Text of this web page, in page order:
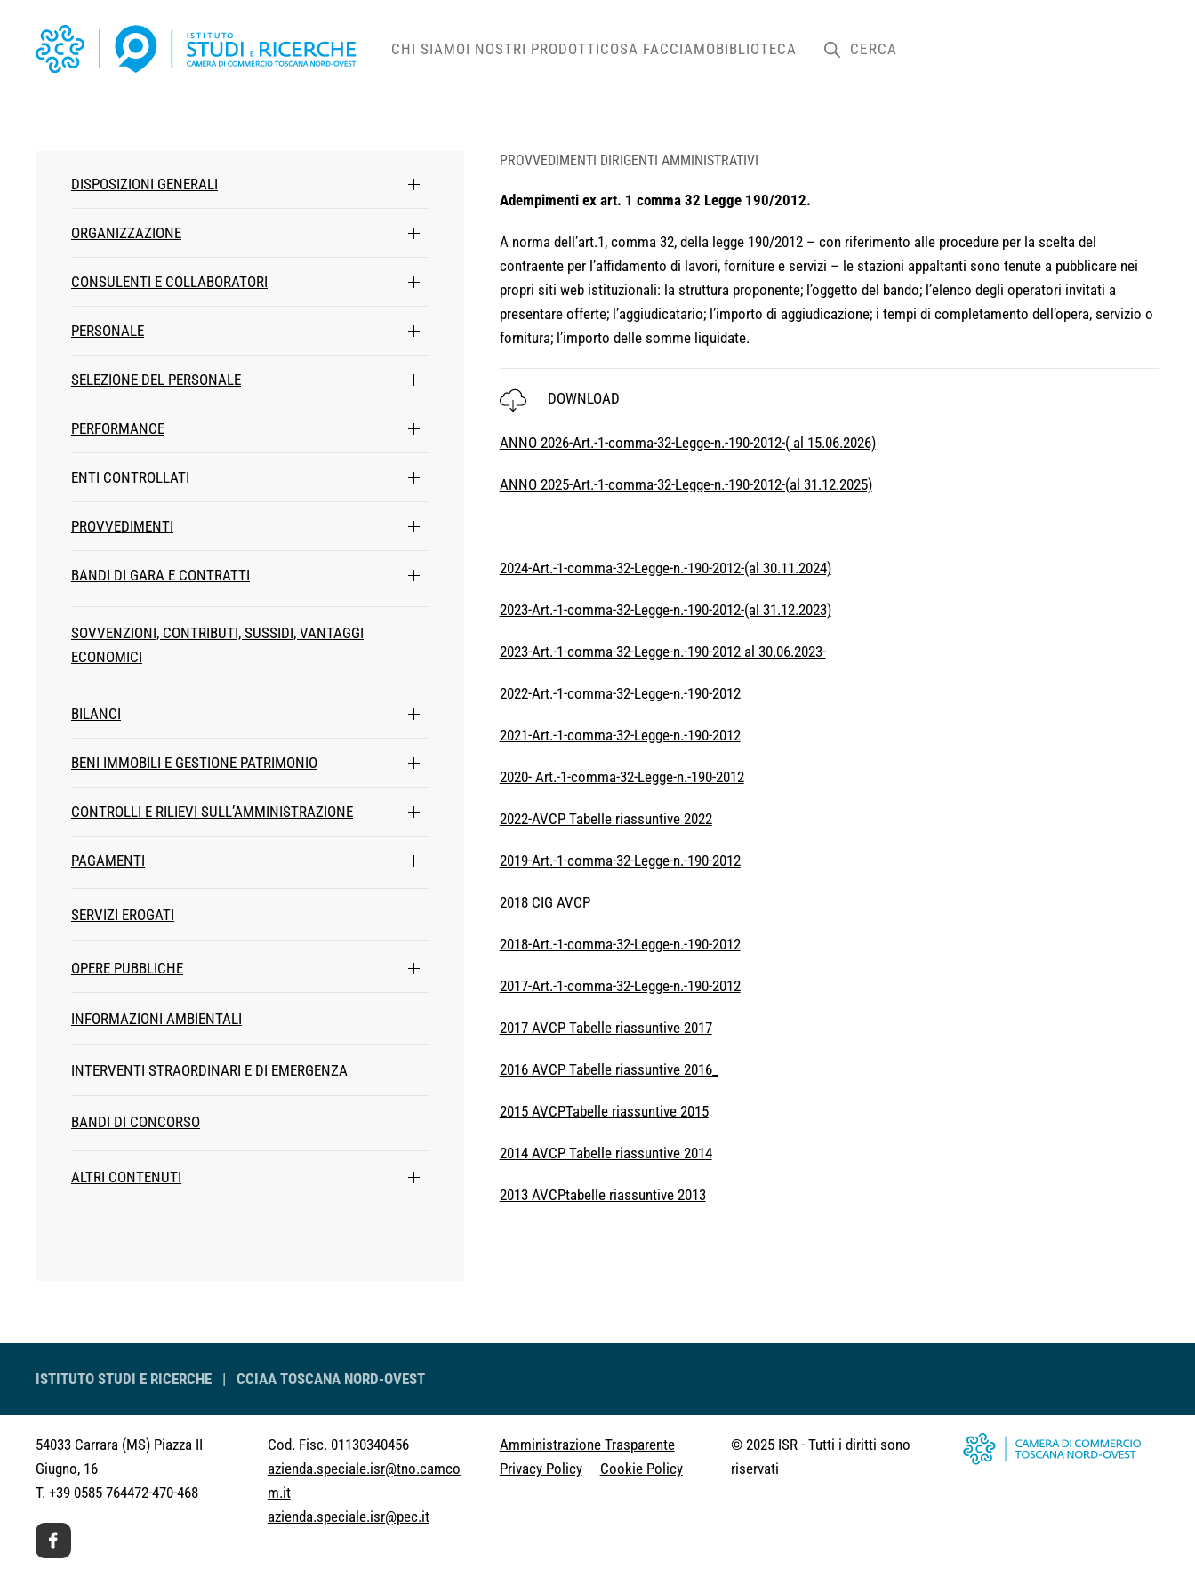
CHI SIAMOI NOSTRI PRODOTTICOSA FACCIAMOBIBLIOTECA
DISPOSIZIONI GENERALI
ORGANIZZAZIONE
CONSULENTI E COLLABORATORI
PERSONALE
SELEZIONE DEL PERSONALE
PERFORMANCE
ENTI CONTROLLATI
PROVVEDIMENTI
BANDI DI GARA E CONTRATTI
SOVVENZIONI, CONTRIBUTI, SUSSIDI, VANTAGGI
ECONOMICI
BILANCI
BENI IMMOBILI E GESTIONE PATRIMONIO
CONTROLLI E RILIEVI SULL’AMMINISTRAZIONE
PAGAMENTI
SERVIZI EROGATI
OPERE PUBBLICHE
INFORMAZIONI AMBIENTALI
INTERVENTI STRAORDINARI E DI EMERGENZA
BANDI DI CONCORSO
ALTRI CONTENUTI
PROVVEDIMENTI DIRIGENTI AMMINISTRATIVI
Adempimenti ex art. 1 comma 32 Legge 190/2012.
A norma dell’art.1, comma 32, della legge 190/2012 – con riferimento alle procedure per la scelta del
contraente per l’affidamento di lavori, forniture e servizi – le stazioni appaltanti sono tenute a pubblicare nei
propri siti web istituzionali: la struttura proponente; l’oggetto del bando; l’elenco degli operatori invitati a
presentare offerte; l’aggiudicatario; l’importo di aggiudicazione; i tempi di completamento dell’opera, servizio o
fornitura; l’importo delle somme liquidate.
DOWNLOAD
ANNO 2026-Art.-1-comma-32-Legge-n.-190-2012-( al 15.06.2026)
ANNO 2025-Art.-1-comma-32-Legge-n.-190-2012-(al 31.12.2025)
2024-Art.-1-comma-32-Legge-n.-190-2012-(al 30.11.2024)
2023-Art.-1-comma-32-Legge-n.-190-2012-(al 31.12.2023)
2023-Art.-1-comma-32-Legge-n.-190-2012 al 30.06.2023-
2022-Art.-1-comma-32-Legge-n.-190-2012
2021-Art.-1-comma-32-Legge-n.-190-2012
2020- Art.-1-comma-32-Legge-n.-190-2012
2022-AVCP Tabelle riassuntive 2022
2019-Art.-1-comma-32-Legge-n.-190-2012
2018 CIG AVCP
2018-Art.-1-comma-32-Legge-n.-190-2012
2017-Art.-1-comma-32-Legge-n.-190-2012
2017 AVCP Tabelle riassuntive 2017
2016 AVCP Tabelle riassuntive 2016_
2015 AVCPTabelle riassuntive 2015
2014 AVCP Tabelle riassuntive 2014
2013 AVCPtabelle riassuntive 2013
ISTITUTO STUDI E RICERCHE | CCIAA TOSCANA NORD-OVEST
54033 Carrara (MS) Piazza II
Giugno, 16
T. +39 0585 764472-470-468
Cod. Fisc. 01130340456
azienda.speciale.isr@tno.camco
m.it
azienda.speciale.isr@pec.it
Amministrazione Trasparente
Privacy Policy
Cookie Policy
© 2025 ISR - Tutti i diritti sono
riservati